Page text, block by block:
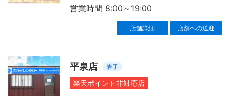
営業時間 8:00～19:00
店舗詳細 店舗への送迎
平泉店 岩手
楽天ポイント非対応店